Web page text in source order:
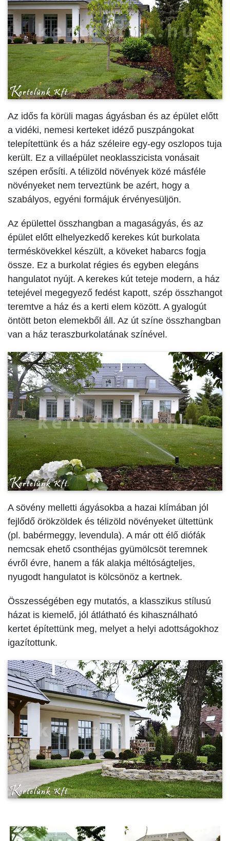
Az idős fa körüli magas ágyásban és az épület előtt
a vidéki, nemesi kerteket idéző puszpángokat
telepítettünk és a ház széleire egy-egy oszlopos tuja
került. Ez a villaépület neoklasszicista vonásait
szépen erősíti. A télizöld növények közé másféle
növényeket nem terveztünk be azért, hogy a
szabályos, egyéni formájuk érvényesüljön.
Az épülettel összhangban a magaságyás, és az
épület előtt elhelyezkedő kerekes kút burkolata
terméskövekkel készült, a köveket habarcs fogja
össze. Ez a burkolat régies és egyben elegáns
hangulatot nyújt. A kerekes kút teteje modern, a ház
tetejével megegyező fedést kapott, szép összhangot
teremtve a ház és a kerti elem között. A gyalogút
öntött beton elemekből áll. Az út színe összhangban
van a ház teraszburkolatának színével.
A sövény melletti ágyásokba a hazai klímában jól
fejlődő örökzöldek és télizöld növényeket ültettünk
(pl. babérmeggy, levendula). A már ott élő diófák
nemcsak ehető csonthéjas gyümölcsöt teremnek
évről évre, hanem a fák alakja méltóságteljes,
nyugodt hangulatot is kölcsönöz a kertnek.
Összességében egy mutatós, a klasszikus stílusú
házat is kiemelő, jól átlátható és kihasználható
kertet építettünk meg, melyet a helyi adottságokhoz
igazítottunk.